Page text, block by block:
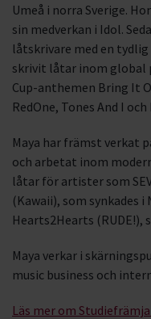
Umeå i norra Sverige.
sin medverkan i Idol.
låtskrivare med en
skrivit låtar inom global
Cup-anthemen Bring It
RedOne, Tones And I och
Maya har främst verkat
och arbetat inom
låtar för artister som
(Kawaii), som synkades
Hearts2Hearts (RUDE!),
Maya verkar i
music business och
Läs mer om